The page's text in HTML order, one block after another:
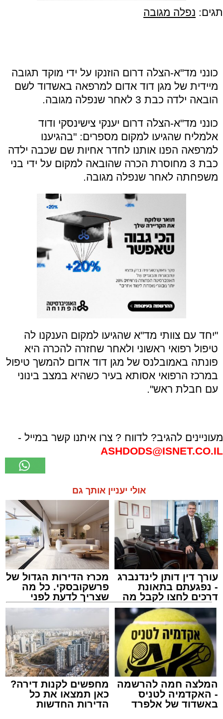
תגים: נפלה מגובה
כונני מד"א-הצלה דרום הוזנקו על ידי מוקד תגובה
מיידית של מגן דוד אדום למרפאה באשדוד לשם
הובאה ילדה כבת 3 לאחר שנפלה מגובה.
כונני מד"א-הצלה דרום יענקי צישינסקי ודוד
אלמליח שהגיעו למקום מספרים: "בהגיענו
למרפאה הפנו אותנו לחדר אחיות שם שכבה ילדה
כבת 3 מחוסרת הכרה שהובאה למקום על ידי בני
משפחתה לאחר שנפלה מגובה.
"יחד עם צוותי מד"א שהגיעו למקום הענקנו לה
טיפול רפואי ראשוני ולאחר שחזרה להכרה היא
פונתה באמובלנס של מגן דוד אדום להמשך טיפול
במרכז הרפואי אסותא בעיר כשהיא במצב בינוני
עם חבלת ראש".
מעוניינים להגיב? לדווח ? צרו איתנו קשר במייל -
ASHDODS@ISNET.CO.IL
אולי יעניין אותך גם
עורך דין דותן לינדנברג
- נפגעתם בתאונת
דרכים לחצו לקבל מה
שמגיע לכם
מכרז הדירות הגדול של
פרשקובסקי. כל מה
שצריך לדעת לפני
שמגישים הצעה לדירה
המלצה חמה להרשמה
- האקדמיה לטניס
באשדוד של אלפרד
מחפשים לקנות דירה?
כאן תמצאו את כל
הדירות החדשות